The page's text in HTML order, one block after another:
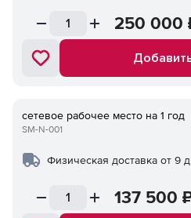
250 000
сетевое рабочее место на 1 год
SM-N-001
Физическая доставка от 9
137 500